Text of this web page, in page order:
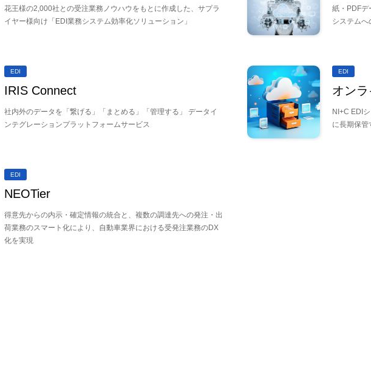
花王様の2,000社との受注業務ノウハウをもとに作成した、サプラ
イヤー様向け「EDI業務システム効率化ソリューション」
紙・PDFデ
システム
EDI
IRIS Connect
社内外のデータを「繋げる」「まとめる」「管理する」 データイ
ンテグレーションプラットフォームサービス
EDI
オン
NI+C EDI
に長期保管
EDI
NEOTier
得意先からの内示・確定情報の統合と、複数の調達先への発注・出
荷業務のスマート化により、自動車業界における受発注業務のDX
化を実現